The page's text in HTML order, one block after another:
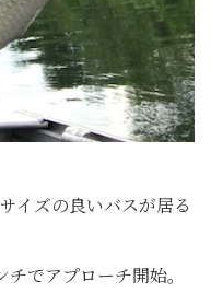
イズの良いバスが居る
でアプローチ開始。